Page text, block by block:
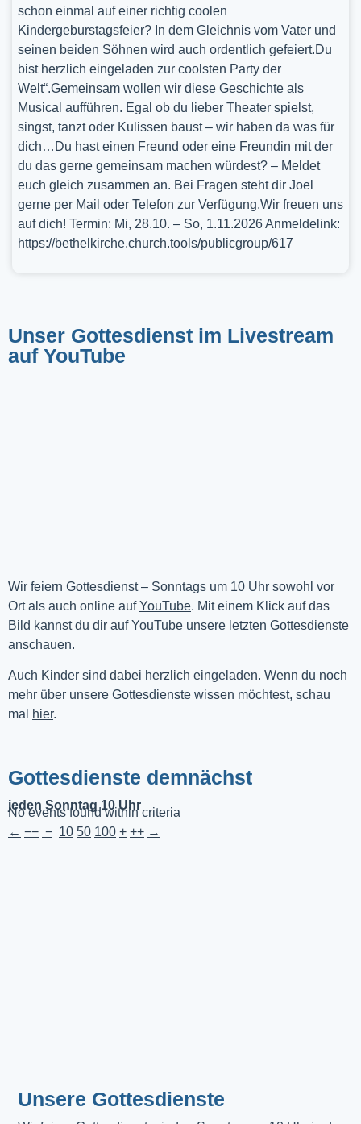
schon einmal auf einer richtig coolen
Kindergeburstagsfeier? In dem Gleichnis vom Vater und
seinen beiden Söhnen wird auch ordentlich gefeiert.Du
bist herzlich eingeladen zur coolsten Party der
Welt“.Gemeinsam wollen wir diese Geschichte als
Musical aufführen. Egal ob du lieber Theater spielst,
singst, tanzt oder Kulissen baust – wir haben da was für
dich…Du hast einen Freund oder eine Freundin mit der
du das gerne gemeinsam machen würdest? – Meldet
euch gleich zusammen an. Bei Fragen steht dir Joel
gerne per Mail oder Telefon zur Verfügung.Wir freuen uns
auf dich! Termin: Mi, 28.10. – So, 1.11.2026 Anmeldelink:
https://bethelkirche.church.tools/publicgroup/617
Unser Gottesdienst im Livestream
auf YouTube
Wir feiern Gottesdienst – Sonntags um 10 Uhr sowohl vor
Ort als auch online auf YouTube. Mit einem Klick auf das
Bild kannst du dir auf YouTube unsere letzten Gottesdienste
anschauen.
Auch Kinder sind dabei herzlich eingeladen. Wenn du noch
mehr über unsere Gottesdienste wissen möchtest, schau
mal
hier.
Gottesdienste demnächst
jeden Sonntag 10 Uhr
No events found within criteria
← −− − 10 50 100 + ++ →
Unsere Gottesdienste